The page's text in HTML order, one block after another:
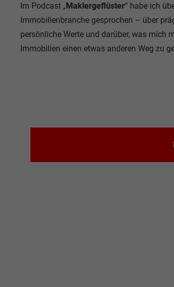
Im Podcast „Maklergeflüster“ habe ich
Immobilienbranche gesprochen – über
persönliche Werte und darüber, was mich
Immobilien einen etwas anderen Weg zu